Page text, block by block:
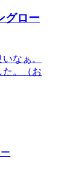
グロー
なぁ。
た。（お